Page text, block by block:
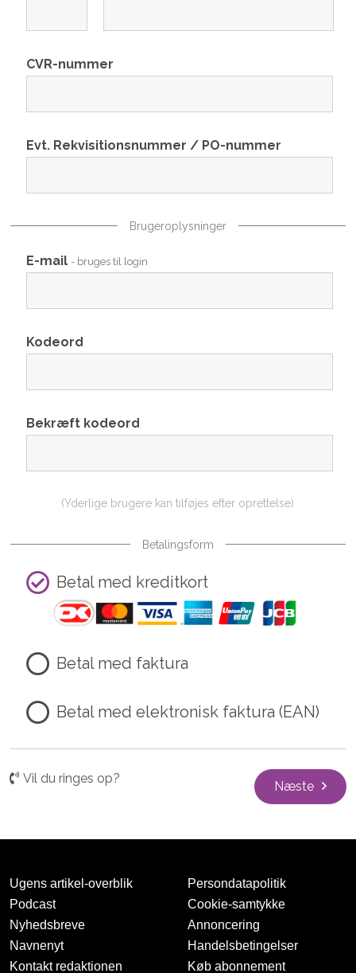
CVR-nummer
Evt. Rekvisitionsnummer / PO-nummer
Brugeroplysninger
E-mail - bruges til login
Kodeord
Bekræft kodeord
(Yderlige brugere kan tilføjes efter oprettelse)
Betalingsform
Betal med kreditkort
Betal med faktura
Betal med elektronisk faktura (EAN)
Vil du ringes op?
Næste
Ugens artikel-overblik
Podcast
Nyhedsbreve
Navnenyt
Kontakt redaktionen
Persondatapolitik
Cookie-samtykke
Annoncering
Handelsbetingelser
Køb abonnement